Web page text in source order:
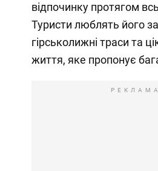
відпочинку протягом
Туристи люблять його
гірськолижні траси та
життя, яке пропонує
РЕКЛАМА